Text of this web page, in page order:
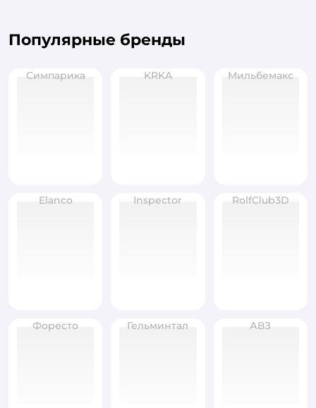
Популярные бренды
Симпарика KRKA Мильбемакс
Elanco Inspector RolfClub3D
Форесто Гельминтал АВЗ